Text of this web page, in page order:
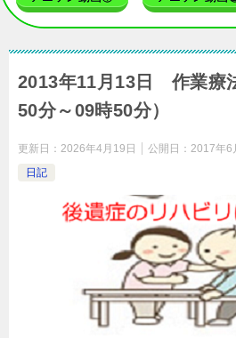
2013年11月13日 作業療
50分～09時50分）
更新日： 2026年4月19日 公開日： 2017年6
日記